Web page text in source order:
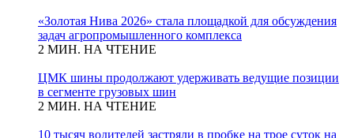
«Золотая Нива 2026» стала площадкой для обсуждения
задач агропромышленного комплекса
2 МИН. НА ЧТЕНИЕ
ЦМК шины продолжают удерживать ведущие позиции
в сегменте грузовых шин
2 МИН. НА ЧТЕНИЕ
10 тысяч водителей застряли в пробке на трое суток на